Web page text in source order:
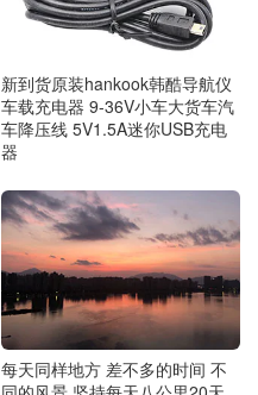
新到货原装hankook韩酷导航仪
车载充电器 9-36V小车大货车汽
车降压线 5V1.5A迷你USB充电
器
每天同样地方 差不多的时间 不